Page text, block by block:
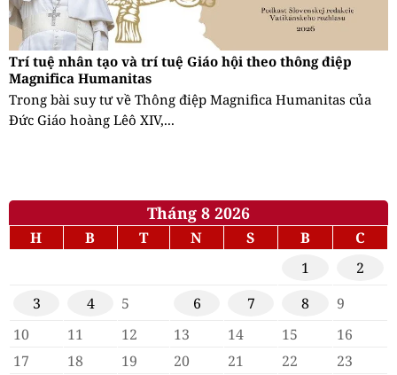
Trí tuệ nhân tạo và trí tuệ Giáo hội theo thông điệp
Magnifica Humanitas
Trong bài suy tư về Thông điệp Magnifica Humanitas của
Đức Giáo hoàng Lêô XIV,...
Tháng 8 2026
H B T N S B
C
1
2
3
4 5 6 7 8
9
10
11 12 13 14 15
16
17
18 19 20 21 22
23